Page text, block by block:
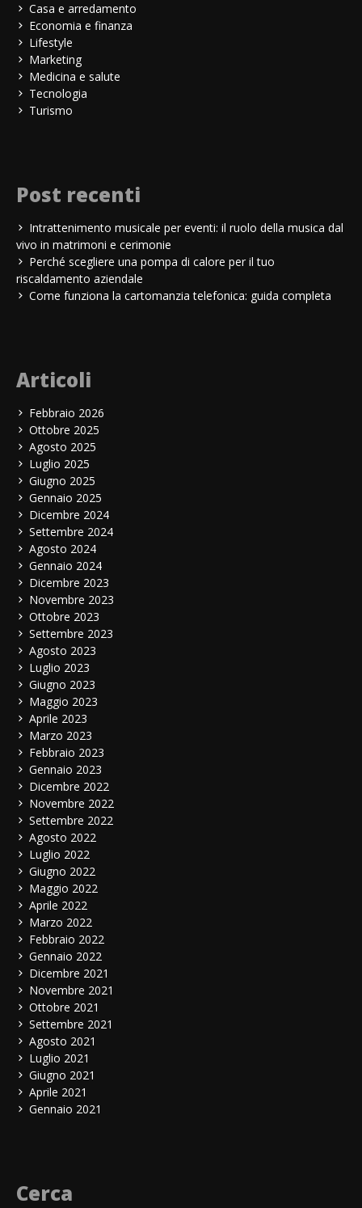
Casa e arredamento
Economia e finanza
Lifestyle
Marketing
Medicina e salute
Tecnologia
Turismo
Post recenti
Intrattenimento musicale per eventi: il ruolo della musica dal
vivo in matrimoni e cerimonie
Perché scegliere una pompa di calore per il tuo
riscaldamento aziendale
Come funziona la cartomanzia telefonica: guida completa
Articoli
Febbraio 2026
Ottobre 2025
Agosto 2025
Luglio 2025
Giugno 2025
Gennaio 2025
Dicembre 2024
Settembre 2024
Agosto 2024
Gennaio 2024
Dicembre 2023
Novembre 2023
Ottobre 2023
Settembre 2023
Agosto 2023
Luglio 2023
Giugno 2023
Maggio 2023
Aprile 2023
Marzo 2023
Febbraio 2023
Gennaio 2023
Dicembre 2022
Novembre 2022
Settembre 2022
Agosto 2022
Luglio 2022
Giugno 2022
Maggio 2022
Aprile 2022
Marzo 2022
Febbraio 2022
Gennaio 2022
Dicembre 2021
Novembre 2021
Ottobre 2021
Settembre 2021
Agosto 2021
Luglio 2021
Giugno 2021
Aprile 2021
Gennaio 2021
Cerca